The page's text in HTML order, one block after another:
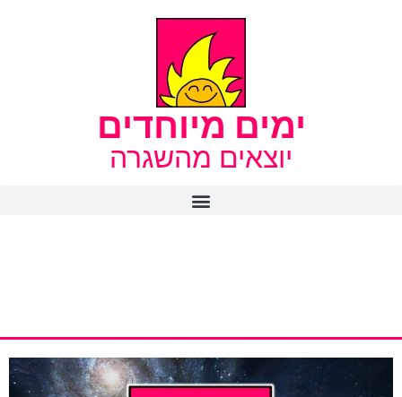
ימים מיוחדים
יוצאים מהשגרה